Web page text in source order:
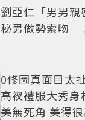
劉亞仁「男男
秘男做勢索吻
0修圖真面目太
高衩禮服大秀
美無死角 美得